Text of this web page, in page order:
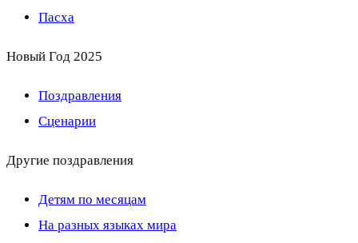
Пасха
Новый Год 2025
Поздравления
Сценарии
Другие поздравления
Детям по месяцам
На разных языках мира